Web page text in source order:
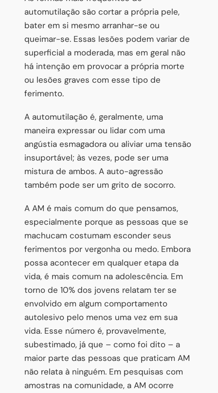
automutilação são cortar a própria pele,
bater em si mesmo arranhar-se ou
queimar-se. Essas lesões podem variar de
superficial a moderada, mas em geral não
há intenção em provocar a própria morte
ou lesões graves com esse tipo de
ferimento.
A automutilação é, geralmente, uma
maneira expressar ou lidar com uma
angústia esmagadora ou aliviar uma tensão
insuportável; às vezes, pode ser uma
mistura de ambos. A auto-agressão
também pode ser um grito de socorro.
A AM é mais comum do que pensamos,
especialmente porque as pessoas que se
machucam costumam esconder seus
ferimentos por vergonha ou medo. Embora
possa acontecer em qualquer etapa da
vida, é mais comum na adolescência. Em
torno de 10% dos jovens relatam ter se
envolvido em algum comportamento
autolesivo pelo menos uma vez em sua
vida. Esse número é, provavelmente,
subestimado, já que – como foi dito – a
maior parte das pessoas que praticam AM
não relata à ninguém. Em pesquisas com
amostras na comunidade, a AM ocorre